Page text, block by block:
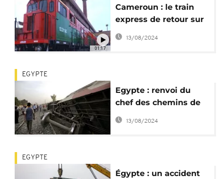
01:17
Cameroun : le train
express de retour sur
les rails
13/08/2024
EGYPTE
Egypte : renvoi du
chef des chemins de
fers suite aux derniers
accidents
13/08/2024
EGYPTE
Égypte : un accident